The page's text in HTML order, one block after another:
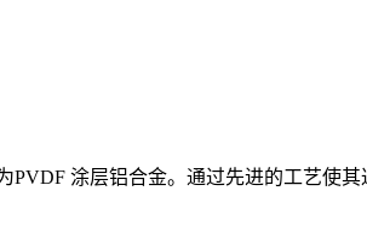
涂层铝合金。通过先进的工艺使